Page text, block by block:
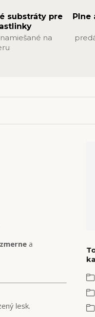
substráty pre
na
Plne
a
lesk.